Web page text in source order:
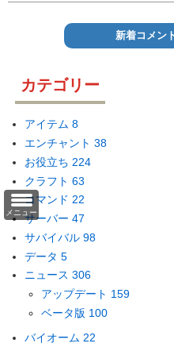
メニュー
新着コメン
カテゴリー
アイテム 8
エンチャント 38
お役立ち 224
クラフト 63
コマンド 22
サーバー 47
サバイバル 98
データ 5
ニュース 306
アップデート 159
ベータ版 100
バイオーム 22